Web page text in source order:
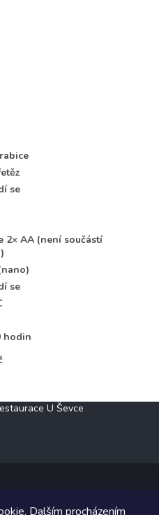
Dalším procházením
se
2× AA (není součástí
se
hodin
U Ševce